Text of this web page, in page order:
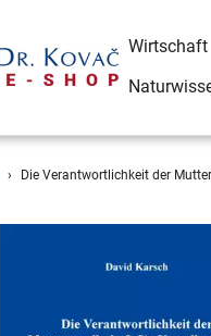
Wirtschaft
› Die Verantwortlichkeit der